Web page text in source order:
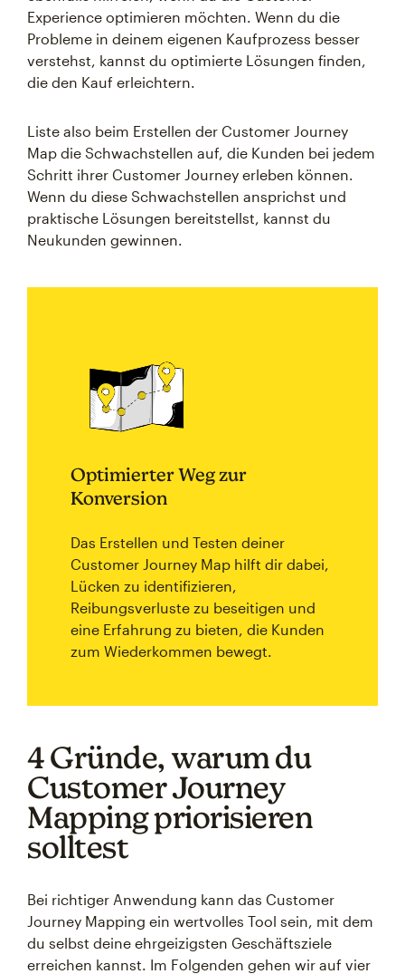
Experience optimieren möchten. Wenn du die
Probleme in deinem eigenen Kaufprozess besser
verstehst, kannst du optimierte Lösungen finden,
die den Kauf erleichtern.
Liste also beim Erstellen der Customer Journey
Map die Schwachstellen auf, die Kunden bei jedem
Schritt ihrer Customer Journey erleben können.
Wenn du diese Schwachstellen ansprichst und
praktische Lösungen bereitstellst, kannst du
Neukunden gewinnen.
Optimierter Weg zur
Konversion
Das Erstellen und Testen deiner
Customer Journey Map hilft dir dabei,
Lücken zu identifizieren,
Reibungsverluste zu beseitigen und
eine Erfahrung zu bieten, die Kunden
zum Wiederkommen bewegt.
4 Gründe, warum du
Customer Journey
Mapping priorisieren
solltest
Bei richtiger Anwendung kann das Customer
Journey Mapping ein wertvolles Tool sein, mit dem
du selbst deine ehrgeizigsten Geschäftsziele
erreichen kannst. Im Folgenden gehen wir auf vier